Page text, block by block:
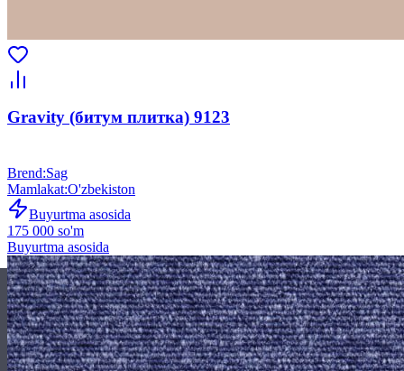
Gravity (битум плитка) 9123
Brend:Sag
Mamlakat:O'zbekiston
Buyurtma asosida
175 000 so'm
Buyurtma asosida